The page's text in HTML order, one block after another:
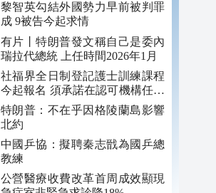
黎智英勾結外國勢力早前被判罪
成 9被告今起求情
有片丨特朗普發文稱自己是委內
瑞拉代總統 上任時間2026年1月
社福界全日制登記護士訓練課程
今起報名 須承諾在認可機構任職
至少三年
特朗普：不在乎因格陵蘭島影響
北約
中國乒協：擬聘秦志戩為國乒總
教練
公營醫療收費改革首周成效顯現